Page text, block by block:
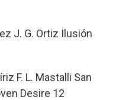
J. G. Ortiz Ilusión
F. L. Mastalli San
Desire 12